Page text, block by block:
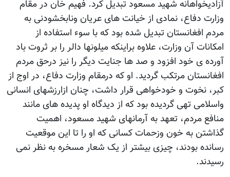
آزادیخواهانه شهید مسعود تبدیل کرد. فهیم خان در مقام
وزارت دفاع، نمادی از خیانت های عریان ونابخشودنی به
مردم افغانستان تبدیل شده بود که با سوء استفاده از
امکانات آن وزارت، علاوه براینکه میلونها دالر را بر ثروت باد
آورده ی خود افزود و صد ها جنایت دیگر را نیز درحق مردم
افغانستان مرتکب گردید. او که درمقام وزارت دفاع، در اوج از
کبر، نخوت و خودخواهی قرار داشت، چنان ازارزشهای انسانی
واسلامی تهی گردیده بود که از دیدگاه او پدیده های مانند
منافع مردم، تعهد به آرمانهای شهید مسعود، اهمیت
گذاشتن به خون وزحمات کسانی که او را تا این موقعیت
رسانده بودند، چیزی بیشتر از یک شعار مسخره به نظر نمی
رسیدند.